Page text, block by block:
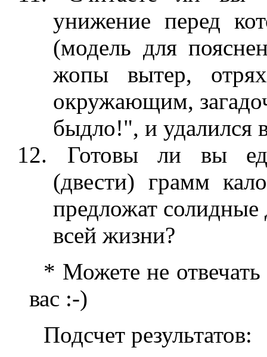
унижение перед
(модель для
жопы вытер,
окружающим,
быдло!", и удалился
Готовы ли вы
(двести) грамм
предложат
всей жизни?
* Можете не
вас :-)
Подсчет результатов: